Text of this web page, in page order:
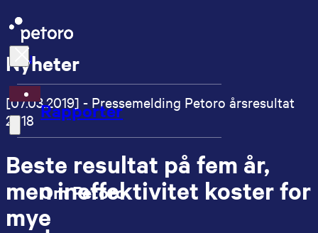
EN
Rapporter
Om Petoro
Nyheter
[07.03.2019] - Pressemelding Petoro årsresultat
2018
Beste resultat på fem år,
men ineffektivitet koster for
mye